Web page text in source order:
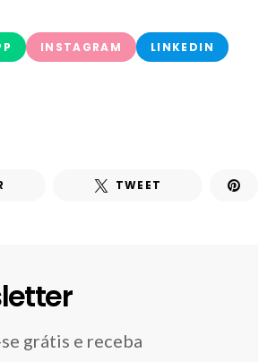
INSTAGRAM LINKEDIN
TWEET
grátis e receba